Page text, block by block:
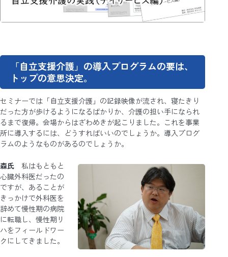
「自立支援介護」の導入プログラムの要は、
トップの意思決定。
セミナーでは「自立支援介護」の記録映像が流され、寝たきり
だった方が歩けるようになるばかりか、介護の担い手になられ
るまで復帰。会場からはざわめきが起こりました。これを事業
所に導入するには、どうすればいいのでしょうか。導入プログ
ラムのようなものがあるのでしょうか。
森氏 私はもともと
心臓外科医だったの
ですが、あることが
きっかけで外科医を
辞めて慢性期の病院
に転職し、慢性期リ
ハをフィールドワー
クにしてきました。